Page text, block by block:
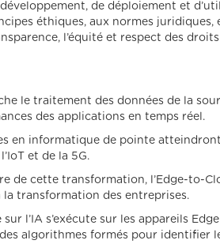
de déploiement et
éthiques, aux normes juridiques,
l’équité et respect des
le traitement des données de la
des applications en temps réel.
en informatique de pointe
et de la 5G.
de cette transformation, l’Edge-to-
transformation des entreprises.
sur l’IA s’exécute sur les appareils
algorithmes formés pour identifier